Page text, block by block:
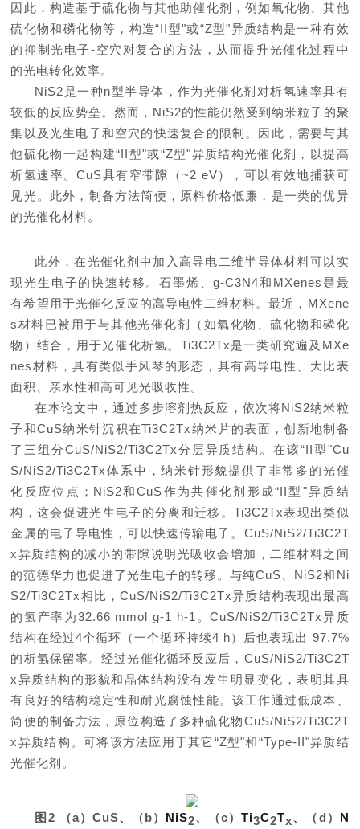
因此，构造基于硫化物与其他助催化剂，例如氧化物、其他
硫化物和磷化物等，构造“II型"或“Z型"异质结构是一种有效
的抑制光电子-空穴对复合的方法，从而提升光催化过程中
的光电转化效率。
NiS2是一种n型半导体，作为光催化剂对析氢速率具有
较低的反应势垒。然而，NiS2的性能仍然受到纳米粒子的聚
集以及光生电子和空穴的快速复合的限制。因此，需要与其
他硫化物一起构建“II型"或“Z型"异质结构光催化剂，以提高
析氢速率。CuS具有窄带隙（~2 eV），可以有效地捕获可
见光。此外，制备方法简便，原料价格低廉，是一类的优异
的光催化材料。
此外，在光催化剂中加入高导电二维半导体材料可以实
现光生电子的快速转移。石墨烯、g-C3N4和MXenes是最
有希望用于光催化反应的高导电性二维材料。最近，MXene
s材料已被用于与其他光催化剂（如氧化物、硫化物和磷化
物）结合，用于光催化析氢。Ti3C2Tx是一类研究遍及 MXe
nes材料，具有类似手风琴的形态，具有高导电性、大比表
面积、亲水性和高可见光吸收性。
在本论文中，通过多步溶剂热反应，依次将NiS2纳米粒
子和CuS纳米针沉积在Ti3C2Tx纳米片的表面，创新地制备
了三组分CuS/NiS2/Ti3C2Tx分层异质结构。在该“II型"Cu
S/NiS2/Ti3C2Tx体系中，纳米针形貌提供了非常多的光催
化反应位点；NiS2和CuS作为共催化剂形成“II型"异质结
构，这会促进光生电子的分离和迁移。Ti3C2Tx表现出类似
金属的电子导电性，可以快速传输电子。CuS/NiS2/Ti3C2T
x异质结构的减小的带隙说明光吸收会增加，二维材料之间
的范德华力也促进了光生电子的转移。与纯CuS、NiS2和Ni
S2/Ti3C2Tx相比，CuS/NiS2/Ti3C2Tx异质结构表现出最高
的氢产率为32.66 mmol g-1 h-1。CuS/NiS2/Ti3C2Tx异质
结构在经过4个循环（一个循环持续4 h）后也表现出 97.7%
的析氢保留率。经过光催化循环反应后，CuS/NiS2/Ti3C2T
x异质结构的形貌和晶体结构没有发生明显变化，表明其具
有良好的结构稳定性和耐光腐蚀性能。该工作通过低成本、
简便的制备方法，原位构造了多种硫化物CuS/NiS2/Ti3C2T
x异质结构。可将该方法应用于其它“Z型"和“Type-II"异质结
光催化剂。
图 2 （a） CuS、（b） NiS2、（c）Ti3C2Tx、（d ） N